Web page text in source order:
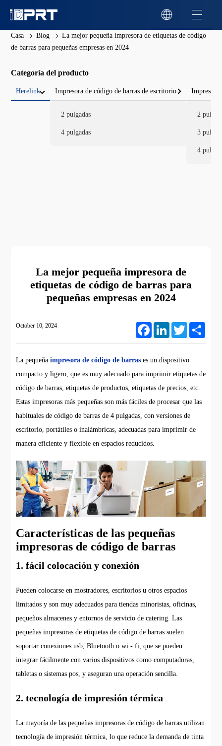
Casa Blog
La mejor pequeña impresora de etiquetas de código
de barras para pequeñas empresas en 2024
Categoría del producto
Herelink Impresora de código de barras de escritorio
2 pulgadas
4 pulgadas
Impresora
2
3
4
La mejor pequeña impresora de
etiquetas de código de barras para
pequeñas empresas en 2024
October 10, 2024 FacebookLinkedIn Twitter
La pequeñaimpresora de código de barras es un dispositivo
compacto y ligero, que es muy adecuado para imprimir etiquetas de
código de barras, etiquetas de productos, etiquetas de precios, etc.
Estas impresoras más pequeñas son más fáciles de procesar que las
habituales de código de barras de 4 pulgadas, con versiones de
escritorio, portátiles o inalámbricas, adecuadas para imprimir de
manera eficiente y flexible en espacios reducidos.
Características de las pequeñas
impresoras de código de barras
1. fácil colocación y conexión
Pueden colocarse en mostradores, escritorios u otros espacios
limitados y son muy adecuados para tiendas minoristas, oficinas,
pequeños almacenes y entornos de servicio de catering. Las
pequeñas impresoras de etiquetas de código de barras suelen
soportar conexiones usb, Bluetooth o wi - fi, que se pueden
integrar fácilmente con varios dispositivos como computadoras,
tabletas o sistemas pos, y aseguran una operación sencilla.
2. tecnología de impresión térmica
La mayoría de las pequeñas impresoras de código de barras utilizan
tecnología de impresión térmica, lo que reduce la demanda de tinta